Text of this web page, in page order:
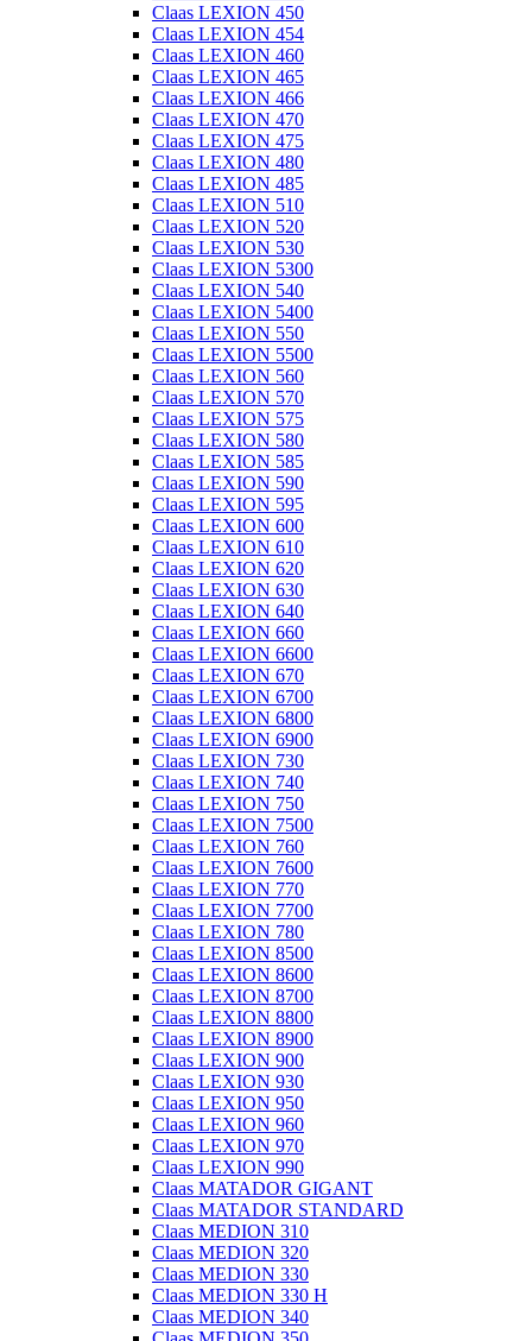
Claas LEXION 450
Claas LEXION 454
Claas LEXION 460
Claas LEXION 465
Claas LEXION 466
Claas LEXION 470
Claas LEXION 475
Claas LEXION 480
Claas LEXION 485
Claas LEXION 510
Claas LEXION 520
Claas LEXION 530
Claas LEXION 5300
Claas LEXION 540
Claas LEXION 5400
Claas LEXION 550
Claas LEXION 5500
Claas LEXION 560
Claas LEXION 570
Claas LEXION 575
Claas LEXION 580
Claas LEXION 585
Claas LEXION 590
Claas LEXION 595
Claas LEXION 600
Claas LEXION 610
Claas LEXION 620
Claas LEXION 630
Claas LEXION 640
Claas LEXION 660
Claas LEXION 6600
Claas LEXION 670
Claas LEXION 6700
Claas LEXION 6800
Claas LEXION 6900
Claas LEXION 730
Claas LEXION 740
Claas LEXION 750
Claas LEXION 7500
Claas LEXION 760
Claas LEXION 7600
Claas LEXION 770
Claas LEXION 7700
Claas LEXION 780
Claas LEXION 8500
Claas LEXION 8600
Claas LEXION 8700
Claas LEXION 8800
Claas LEXION 8900
Claas LEXION 900
Claas LEXION 930
Claas LEXION 950
Claas LEXION 960
Claas LEXION 970
Claas LEXION 990
Claas MATADOR GIGANT
Claas MATADOR STANDARD
Claas MEDION 310
Claas MEDION 320
Claas MEDION 330
Claas MEDION 330 H
Claas MEDION 340